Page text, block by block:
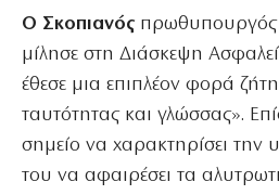
Ο Σκοπιανός πρωθυπουργός
μίλησε στη Διάσκεψη
έθεσε μια επιπλέον φορά
ταυτότητας και γλώσσας».
σημείο να χαρακτηρίσει
του να αφαιρέσει τα